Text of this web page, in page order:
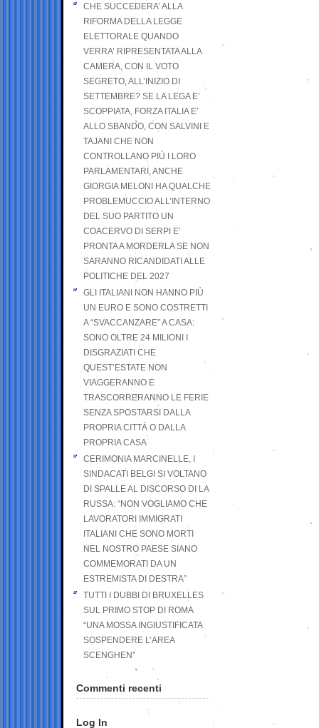
CHE SUCCEDERA’ ALLA
RIFORMA DELLA LEGGE
ELETTORALE QUANDO
VERRA’ RIPRESENTATA ALLA
CAMERA, CON IL VOTO
SEGRETO, ALL’INIZIO DI
SETTEMBRE? SE LA LEGA E’
SCOPPIATA, FORZA ITALIA E’
ALLO SBANDO, CON SALVINI E
TAJANI CHE NON
CONTROLLANO PIÙ I LORO
PARLAMENTARI, ANCHE
GIORGIA MELONI HA QUALCHE
PROBLEMUCCIO ALL’INTERNO
DEL SUO PARTITO UN
COACERVO DI SERPI E’
PRONTA A MORDERLA SE NON
SARANNO RICANDIDATI ALLE
POLITICHE DEL 2027
GLI ITALIANI NON HANNO PIÙ
UN EURO E SONO COSTRETTI
A “SVACCANZARE” A CASA:
SONO OLTRE 24 MILIONI I
DISGRAZIATI CHE
QUEST’ESTATE NON
VIAGGERANNO E
TRASCORRERANNO LE FERIE
SENZA SPOSTARSI DALLA
PROPRIA CITTÀ O DALLA
PROPRIA CASA
CERIMONIA MARCINELLE, I
SINDACATI BELGI SI VOLTANO
DI SPALLE AL DISCORSO DI LA
RUSSA: “NON VOGLIAMO CHE
LAVORATORI IMMIGRATI
ITALIANI CHE SONO MORTI
NEL NOSTRO PAESE SIANO
COMMEMORATI DA UN
ESTREMISTA DI DESTRA”
TUTTI I DUBBI DI BRUXELLES
SUL PRIMO STOP DI ROMA
“UNA MOSSA INGIUSTIFICATA
SOSPENDERE L’AREA
SCENGHEN”
Commenti recenti
Log In